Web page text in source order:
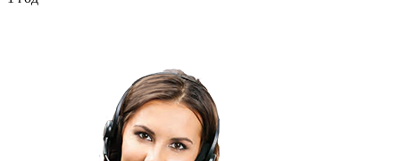
глубинных вибраторов
гомогенизаторов
gps часов
gps навигаторов
gps трекеров
градирней